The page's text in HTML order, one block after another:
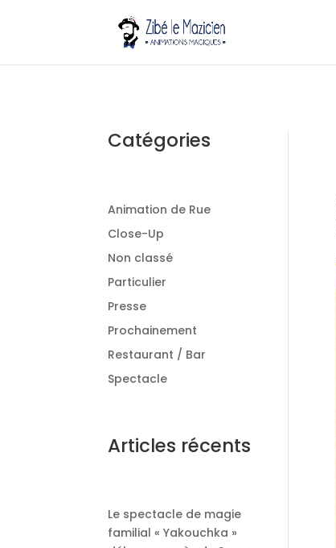
Catégories
Animation de Rue
Close-Up
Non classé
Particulier
Presse
Prochainement
Restaurant / Bar
Spectacle
Articles récents
Le spectacle de magie
familial « Yakouchka »